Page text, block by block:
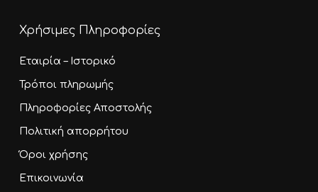
Χρήσιμες Πληροφορίες
Εταιρία – Ιστορικό
Τρόποι πληρωμής
Πληροφορίες Αποστολής
Πολιτική απορρήτου
Όροι χρήσης
Επικοινωνία